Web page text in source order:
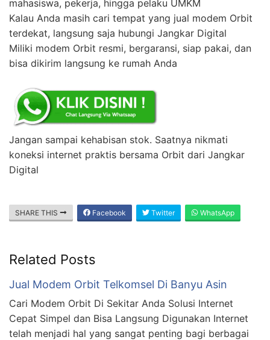
mahasiswa, pekerja, hingga pelaku UMKM
Kalau Anda masih cari tempat yang jual modem Orbit
terdekat, langsung saja hubungi Jangkar Digital
Miliki modem Orbit resmi, bergaransi, siap pakai, dan
bisa dikirim langsung ke rumah Anda
Jangan sampai kehabisan stok. Saatnya nikmati
koneksi internet praktis bersama Orbit dari Jangkar
Digital
SHARE THIS Facebook Twitter WhatsApp
Related Posts
Jual Modem Orbit Telkomsel Di Banyu Asin
Cari Modem Orbit Di Sekitar Anda Solusi Internet
Cepat Simpel dan Bisa Langsung Digunakan Internet
telah menjadi hal yang sangat penting bagi berbagai